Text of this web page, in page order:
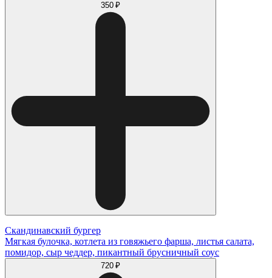
350 ₽
Скандинавский бургер
Мягкая булочка, котлета из говяжьего фарша, листья салата,
помидор, сыр чеддер, пикантный брусничный соус
720 ₽